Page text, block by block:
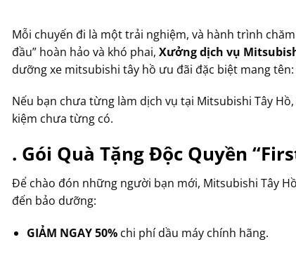
Mỗi chuyến đi là một trải nghiệm, và hành trình
đầu” hoàn hảo và khó phai, Xưởng dịch vụ
dưỡng xe mitsubishi tây hồ ưu đãi đặc biệt mang tên:
Nếu bạn chưa từng làm dịch vụ tại Mitsubishi Tây
kiệm chưa từng có.
. Gói Quà Tặng Độc Quyền
Để chào đón những người bạn mới, Mitsubishi Tây
đến bảo dưỡng:
GIẢM NGAY 50%chi phí dầu máy chính hãng.